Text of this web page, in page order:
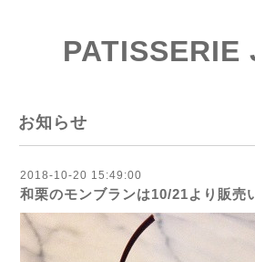
PATISSERIE
お知らせ
2018-10-20 15:49:00
和栗のモンブランは10/21より販売